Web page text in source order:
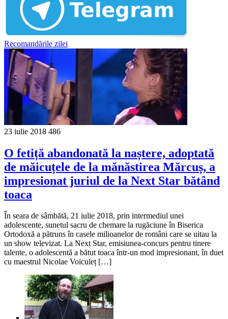
Recomandările zilei
23 iulie 2018 486
O fetiță abandonată la naștere, adoptată
de măicuțele de la mănăstirea Mărcuș, a
impresionat juriul de la Next Star bătând
toaca
În seara de sâmbătă, 21 iulie 2018, prin intermediul unei
adolescente, sunetul sacru de chemare la rugăciune în Biserica
Ortodoxă a pătruns în casele milioanelor de români care se uitau la
un show televizat. La Next Star, emisiunea-concurs pentru tinere
talente, o adolescentă a bătut toaca într-un mod impresionant, în duet
cu maestrul Nicolae Voiculeț […]